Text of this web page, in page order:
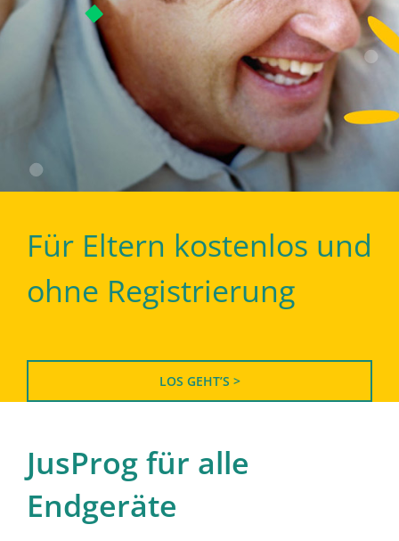
Für Eltern kostenlos und
ohne Registrierung
LOS GEHT’S >
JusProg für alle
Endgeräte